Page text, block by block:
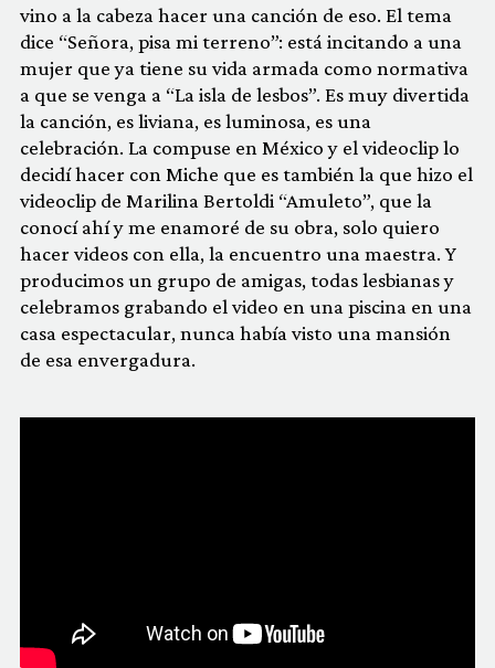
vino a la cabeza hacer una canción de eso. El tema
dice “Señora, pisa mi terreno”: está incitando a una
mujer que ya tiene su vida armada como normativa
a que se venga a “La isla de lesbos”. Es muy divertida
la canción, es liviana, es luminosa, es una
celebración. La compuse en México y el videoclip lo
decidí hacer con Miche que es también la que hizo el
videoclip de Marilina Bertoldi “Amuleto”, que la
conocí ahí y me enamoré de su obra, solo quiero
hacer videos con ella, la encuentro una maestra. Y
producimos un grupo de amigas, todas lesbianas y
celebramos grabando el video en una piscina en una
casa espectacular, nunca había visto una mansión
de esa envergadura.